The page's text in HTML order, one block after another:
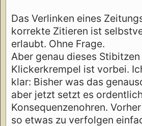
Das Verlinken eines
korrekte Zitieren ist
erlaubt. Ohne Frage.
Aber genau dieses
Klickerkrempel ist vorbei.
klar: Bisher was das
aber jetzt setzt es
Konsequenzenohren.
so etwas zu verfolgen